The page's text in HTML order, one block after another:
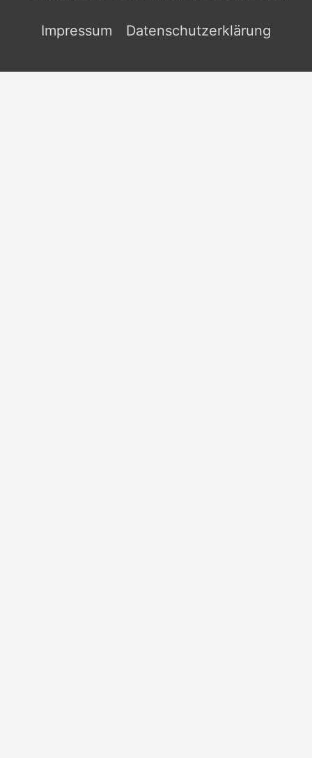
Impressum Datenschutzerklärung